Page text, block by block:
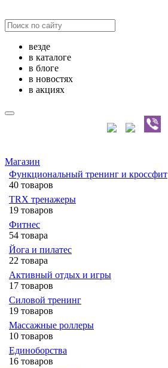
везде
в каталоге
в блоге
в новостях
в акциях
Магазин
Функциональный тренинг и кроссфит
40 товаров
TRX тренажеры
19 товаров
Фитнес
54 товара
Йога и пилатес
22 товара
Активный отдых и игры
17 товаров
Силовой тренинг
19 товаров
Массажные роллеры
10 товаров
Единоборства
16 товаров